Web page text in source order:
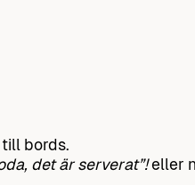
bords.
det är serverat”!eller